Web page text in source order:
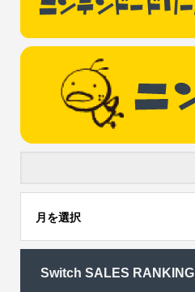
月を選択
Switch SALES RANKING